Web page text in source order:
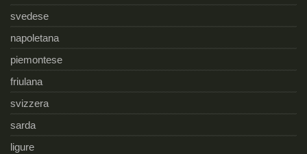
svedese
napoletana
piemontese
friulana
svizzera
sarda
ligure